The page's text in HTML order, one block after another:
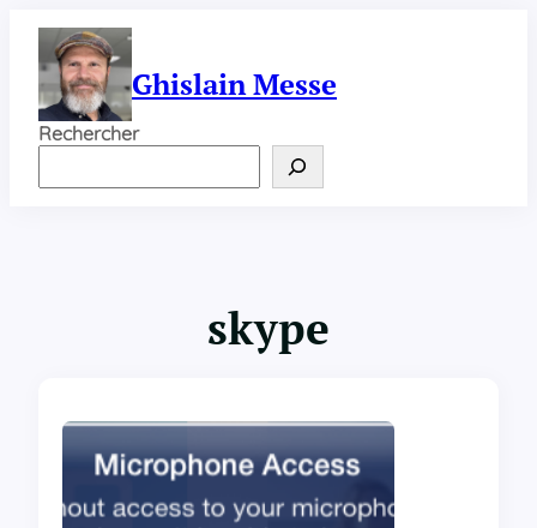
contenu
Ghislain Messe
Rechercher
skype